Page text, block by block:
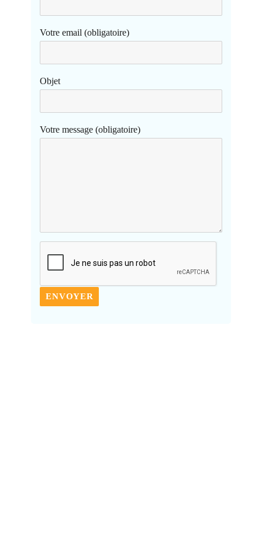
Votre email (obligatoire)
Objet
Votre message (obligatoire)